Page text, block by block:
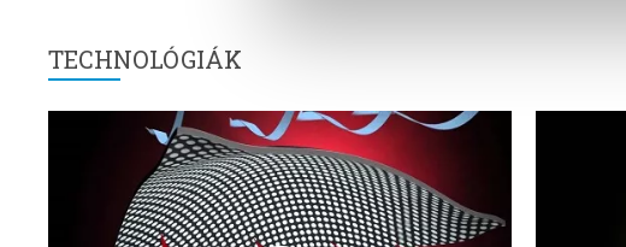
TECHNOLÓGIÁK